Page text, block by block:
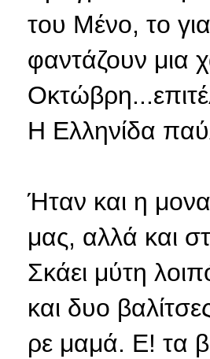
του Μένο, το
φαντάζουν μια
Η Ελληνίδα
Ήταν και η
μας, αλλά και
Σκάει μύτη
και δυο
ρε μαμά. Ε! τα